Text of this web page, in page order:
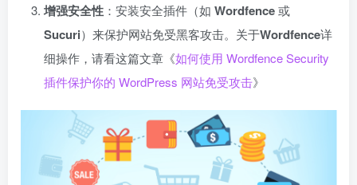
增强安全性 ：安装安全插件（如 Wordfence或
Sucuri）来保护网站免受黑客攻击。关于Wordfence详
细操作，请看这篇文章《如何使用 Wordfence Security
插件保护你的 WordPress 网站免受攻击》